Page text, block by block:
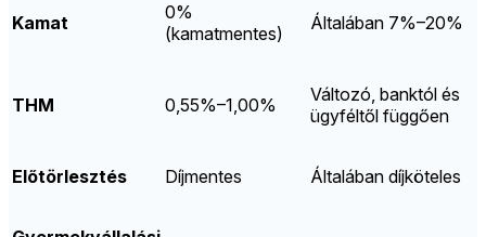
Kamat
0%
(kamatmentes)
Általában 7%–20%
THM 0,55%–1,00%
Változó, banktól és
ügyféltől függően
Előtörlesztés Díjmentes Általában díjköteles